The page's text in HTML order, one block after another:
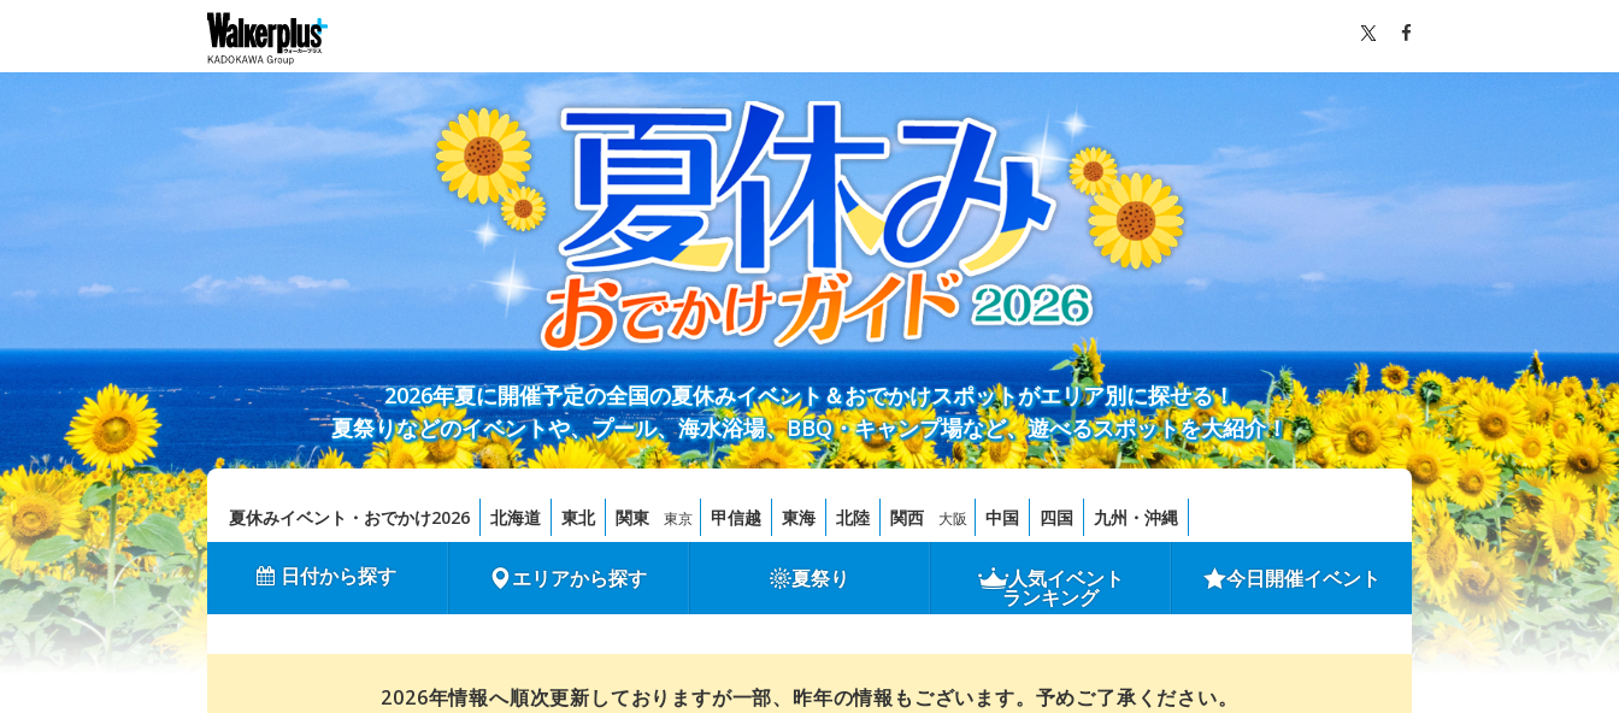
2026年夏に開催予定の全国の夏休みイベント＆おでかけスポットがエリア別に探せる！
夏祭りなどのイベントや、プール、海水浴場、BBQ・キャンプ場など、遊べるスポットを大紹介！
夏休みイベント・おでかけ2026 北海道 東北 関東 東京 甲信越 東海 北陸 関西 大阪 中国 四国 九州・沖縄
日付から探す エリアから探す 夏祭り 人気イベント
ランキング
今日開催イベント
2026年情報へ順次更新しておりますが一部、昨年の情報もございます。予めご了承ください。